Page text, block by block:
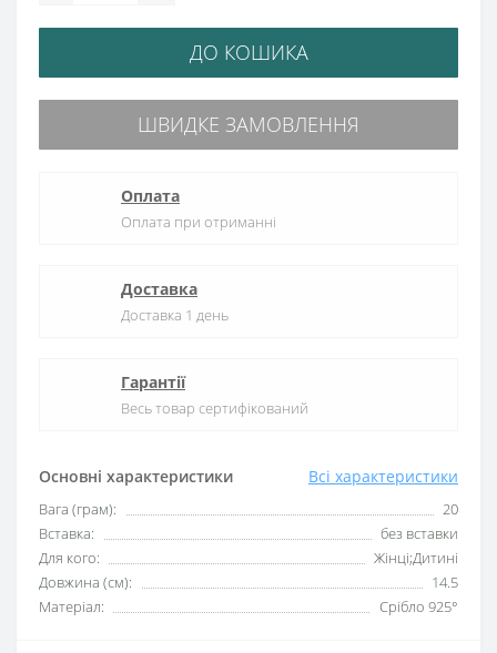
Основні характеристики Всі характеристики
Вага (грам):
20
Вставка:
без вставки
Для кого:
Жінці;Дитині
Довжина (см):
14.5
Матеріал:
Срібло 925°
ДО КОШИКА
ШВИДКЕ ЗАМОВЛЕННЯ
Оплата
Оплата при отриманні
Доставка
Доставка 1 день
Гарантії
Весь товар сертифікований